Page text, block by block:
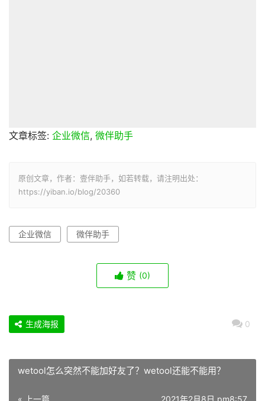
文章标签: 企业微信, 微伴助手
原创文章，作者：壹伴助手，如若转载，请注明出处：
https://yiban.io/blog/20360
企业微信 微伴助手
赞 (0)
0
生成海报
wetool怎么突然不能加好友了？wetool还能不能用？
« 上一篇 2021年2月8日 pm8:57